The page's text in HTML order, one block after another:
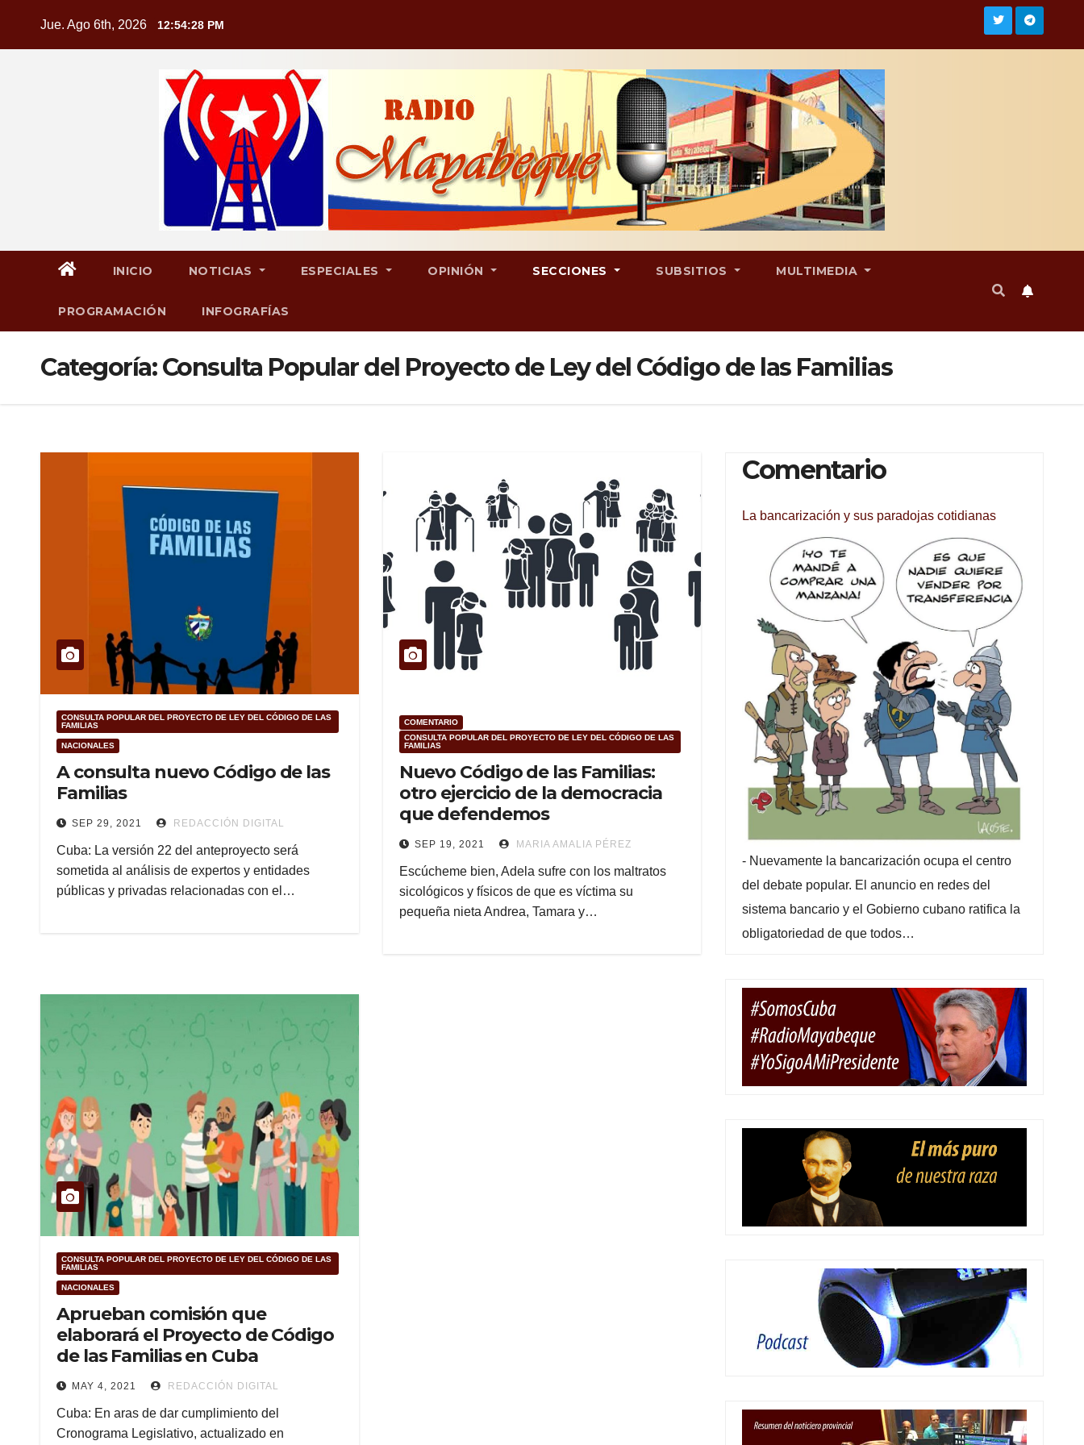
Jue. Ago 6th, 2026 12:54:29 PM
INICIO NOTICIAS ESPECIALES OPINIÓN SECCIONES SUBSITIOS MULTIMEDIA
PROGRAMACIÓN INFOGRAFÍAS
Categoría:Consulta Popular del Proyecto de Ley del Código de las Familias
CONSULTA POPULAR DEL PROYECTO DE LEY DEL CÓDIGO DE LAS
FAMILIAS
NACIONALES
A consulta nuevo Código de las
Familias
SEP 29, 2021 REDACCIÓN DIGITAL
Cuba: La versión 22 del anteproyecto será
sometida al análisis de expertos y entidades
públicas y privadas relacionadas con el…
COMENTARIO
CONSULTA POPULAR DEL PROYECTO DE LEY DEL CÓDIGO DE LAS
FAMILIAS
Nuevo Código de las Familias:
otro ejercicio de la democracia
que defendemos
SEP 19, 2021 MARIA AMALIA PÉREZ
Escúcheme bien, Adela sufre con los maltratos
sicológicos y físicos de que es víctima su
pequeña nieta Andrea, Tamara y…
CONSULTA POPULAR DEL PROYECTO DE LEY DEL CÓDIGO DE LAS
FAMILIAS
NACIONALES
Aprueban comisión que
elaborará el Proyecto de Código
de las Familias en Cuba
MAY 4, 2021 REDACCIÓN DIGITAL
Cuba: En aras de dar cumplimiento del
Cronograma Legislativo, actualizado en
Comentario
La bancarización y sus paradojas cotidianas
- Nuevamente la bancarización ocupa el centro
del debate popular. El anuncio en redes del
sistema bancario y el Gobierno cubano ratifica la
obligatoriedad de que todos…